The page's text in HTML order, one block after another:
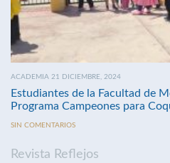
ACADEMIA 21 DICIEMBRE, 2024
Estudiantes de la Facultad de
Programa Campeones para
SIN COMENTARIOS
Revista Reflejos